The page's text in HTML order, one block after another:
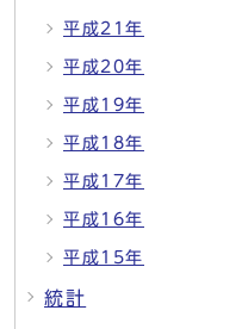
平成21年
平成20年
平成19年
平成18年
平成17年
平成16年
平成15年
統計